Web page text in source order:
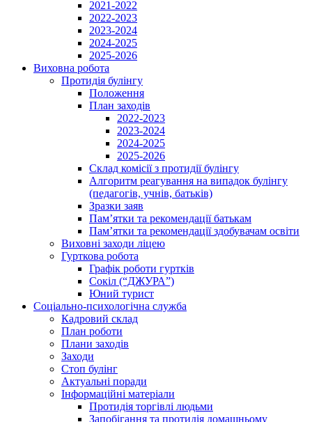
2021-2022
2022-2023
2023-2024
2024-2025
2025-2026
Виховна робота
Протидія булінгу
Положення
План заходів
2022-2023
2023-2024
2024-2025
2025-2026
Склад комісії з протидії булінгу
Алгоритм реагування на випадок булінгу
(педагогів, учнів, батьків)
Зразки заяв
Пам’ятки та рекомендації батькам
Пам’ятки та рекомендації здобувачам освіти
Виховні заходи ліцею
Гурткова робота
Графік роботи гуртків
Сокіл (“ДЖУРА”)
Юний турист
Соціально-психологічна служба
Кадровий склад
План роботи
Плани заходів
Заходи
Стоп булінг
Актуальні поради
Інформаційні матеріали
Протидія торгівлі людьми
Запобігання та протидія домашньому